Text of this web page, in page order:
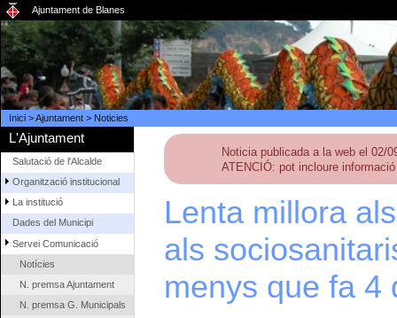
Ajuntament de Blanes
Inici>Ajuntament> Noticies
L'Ajuntament
Salutació de l'Alcalde
Organització institucional
La institució
Dades del Municipi
Servei Comunicació
Notícies
N. premsa Ajuntament
N. premsa G. Municipals
Noticia publicada a la web el 02/
ATENCIÓ: pot incloure
Lenta millora
als
menys que fa 4